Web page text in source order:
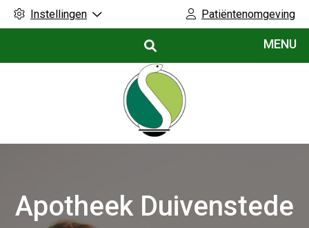
Instellingen Patiëntenomgeving
MENU
Apotheek
Duivenstede
Apotheek Duivenstede